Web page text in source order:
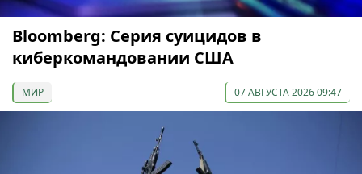
Bloomberg: Серия суицидов в
киберкомандовании США
МИР 07 АВГУСТА 2026 09:47